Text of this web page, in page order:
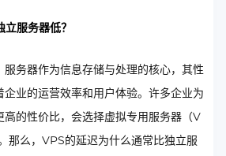
服务器低？
务器作为信息存储与处理的核心，其性
企业的运营效率和用户体验。许多企业为
高的性价比，会选择虚拟专用服务器（V
那么，VPS的延迟为什么通常比独立服